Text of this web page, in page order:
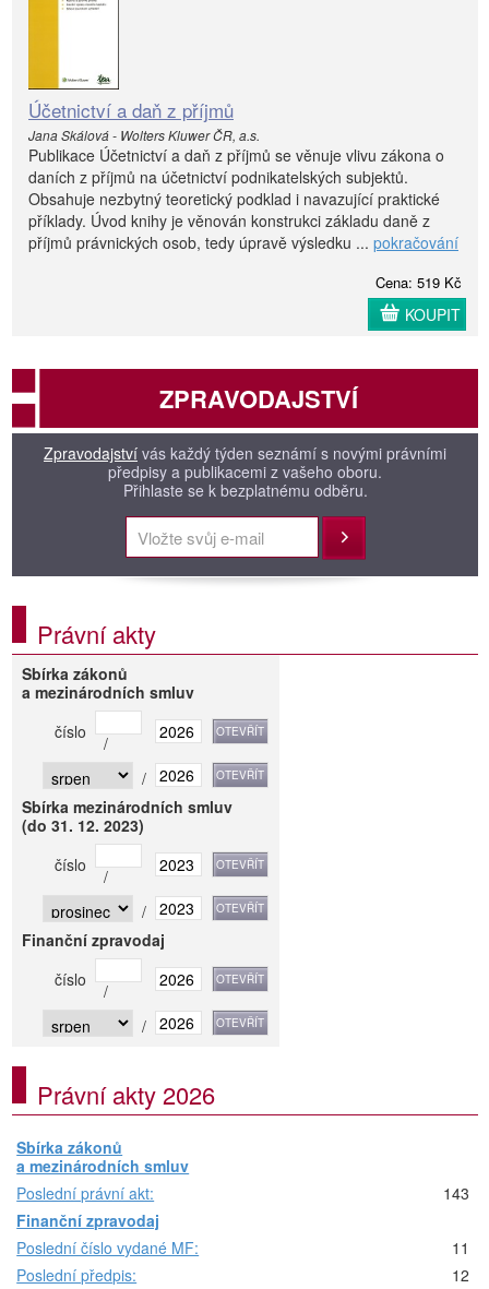
Účetnictví a daň z příjmů
Jana Skálová - Wolters Kluwer ČR, a.s.
Publikace Účetnictví a daň z příjmů se věnuje vlivu zákona o
daních z příjmů na účetnictví podnikatelských subjektů.
Obsahuje nezbytný teoretický podklad i navazující praktické
příklady. Úvod knihy je věnován konstrukci základu daně z
příjmů právnických osob, tedy úpravě výsledku ... pokračování
Cena: 519 Kč
KOUPIT
ZPRAVODAJSTVÍ
Zpravodajství vás každý týden seznámí s novými právními
předpisy a publikacemi z vašeho oboru.
Přihlaste se k bezplatnému odběru.
Přihlásit
Právní akty
Sbírka zákonů
a mezinárodních smluv
číslo
/
/
Sbírka mezinárodních smluv
(do 31. 12. 2023)
číslo
/
/
Finanční zpravodaj
číslo
/
/
Právní akty 2026
Sbírka zákonů
a mezinárodních smluv
Poslední právní akt:
143
Finanční zpravodaj
Poslední číslo vydané MF:
11
Poslední předpis:
12